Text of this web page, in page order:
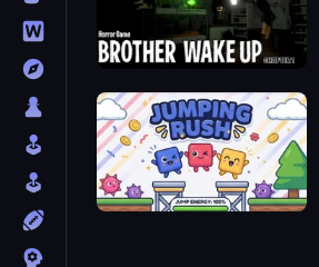
Brother Wake Up
Jumping Rush